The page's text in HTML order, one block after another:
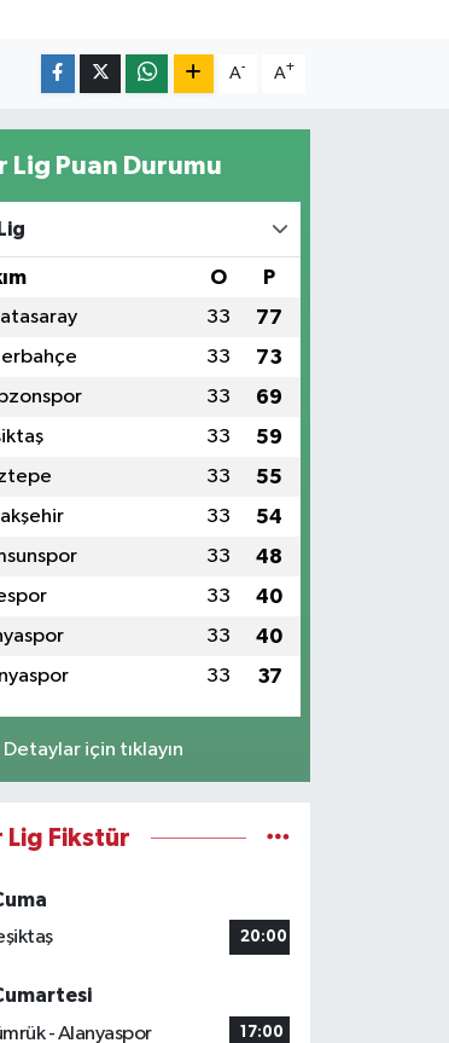
A- A+
Lig Puan Durumu
O P
33 77
33 73
33 69
33 59
33 55
33 54
33 48
33 40
33 40
33 37
Detaylar için tıklayın
Lig Fikstür
20:00
- Alanyaspor
17:00